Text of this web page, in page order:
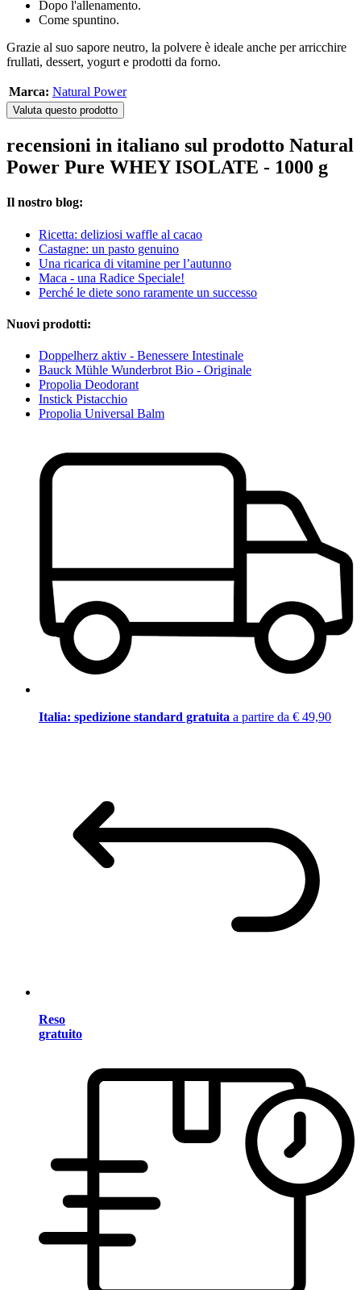
Dopo l'allenamento.
Come spuntino.
Grazie al suo sapore neutro, la polvere è ideale anche per arricchire
frullati, dessert, yogurt e prodotti da forno.
Marca: Natural Power
Valuta questo prodotto
recensioni in italiano sul prodotto Natural
Power Pure WHEY ISOLATE - 1000 g
Il nostro blog:
Ricetta: deliziosi waffle al cacao
Castagne: un pasto genuino
Una ricarica di vitamine per l’autunno
Maca - una Radice Speciale!
Perché le diete sono raramente un successo
Nuovi prodotti:
Doppelherz aktiv - Benessere Intestinale
Bauck Mühle Wunderbrot Bio - Originale
Propolia Deodorant
Instick Pistacchio
Propolia Universal Balm
Italia: spedizione standard gratuita a partire da € 49,90
Reso
gratuito